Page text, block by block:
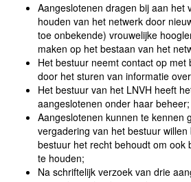
Aangeslotenen dragen bij aan het
houden van het netwerk door
toe onbekende) vrouwelijke
maken op het bestaan van het
Het bestuur neemt contact op met
door het sturen van informatie
Het bestuur van het LNVH heeft
aangeslotenen onder haar beheer;
Aangeslotenen kunnen te kennen
vergadering van het bestuur
bestuur het recht behoudt om ook
te houden;
Na schriftelijk verzoek van drie